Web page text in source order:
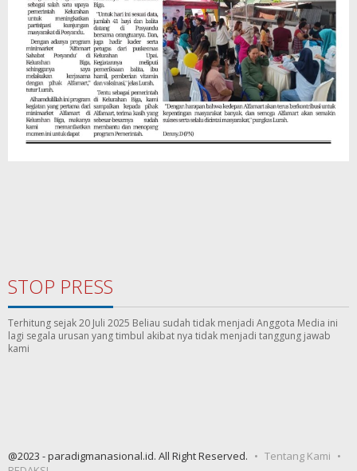
STOP PRESS
Terhitung sejak 20 Juli 2025 Beliau sudah tidak menjadi Anggota Media ini
lagi segala urusan yang timbul akibat nya tidak menjadi tanggung jawab
kami
@2023 - paradigmanasional.id. All Right Reserved.
Tentang Kami